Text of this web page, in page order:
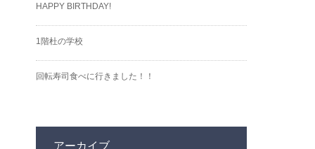
HAPPY BIRTHDAY!
1階杜の学校
回転寿司食べに行きました！！
アーカイブ